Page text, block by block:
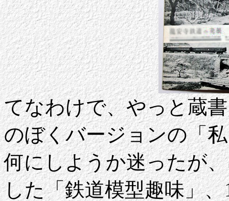
てなわけで、やっと蔵
のぼくバージョンの「
何にしようか迷ったが
した「鉄道模型趣味」